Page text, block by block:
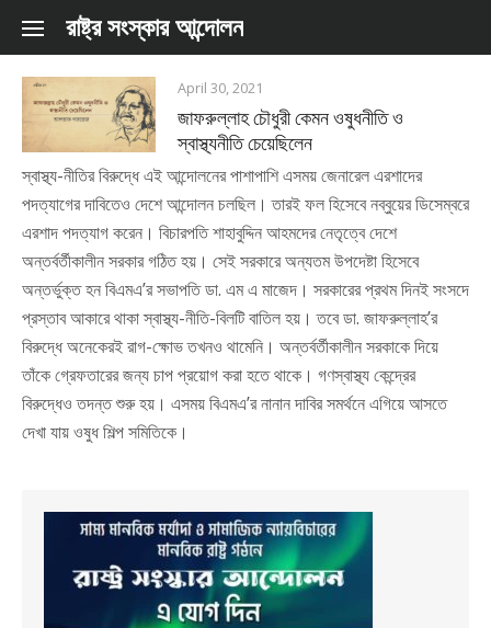
Skip to content
রাষ্ট্র সংস্কার আন্দোলন
April 30, 2021
জাফরুল্লাহ চৌধুরী কেমন ওষুধনীতি ও
স্বাস্থ্যনীতি চেয়েছিলেন
স্বাস্থ্য-নীতির বিরুদ্ধে এই আন্দোলনের পাশাপাশি এসময় জেনারেল এরশাদের
পদত্যাগের দাবিতেও দেশে আন্দোলন চলছিল। তারই ফল হিসেবে নব্বুয়ের ডিসেম্বরে
এরশাদ পদত্যাগ করেন। বিচারপতি শাহাবুদ্দিন আহমদের নেতৃত্বে দেশে
অন্তর্বর্তীকালীন সরকার গঠিত হয়। সেই সরকারে অন্যতম উপদেষ্টা হিসেবে
অন্তর্ভুক্ত হন বিএমএ’র সভাপতি ডা. এম এ মাজেদ। সরকারের প্রথম দিনই সংসদে
প্রস্তাব আকারে থাকা স্বাস্থ্য-নীতি-বিলটি বাতিল হয়। তবে ডা. জাফরুল্লাহ’র
বিরুদ্ধে অনেকেরই রাগ-ক্ষোভ তখনও থামেনি। অন্তর্বর্তীকালীন সরকাকে দিয়ে
তাঁকে গ্রেফতারের জন্য চাপ প্রয়োগ করা হতে থাকে। গণস্বাস্থ্য কেন্দ্রের
বিরুদ্ধেও তদন্ত শুরু হয়। এসময় বিএমএ’র নানান দাবির সমর্থনে এগিয়ে আসতে
দেখা যায় ওষুধ শিল্প সমিতিকে।